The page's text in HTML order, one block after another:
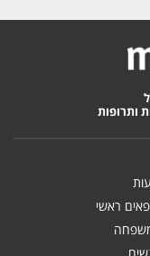
ותרופות
ראשי